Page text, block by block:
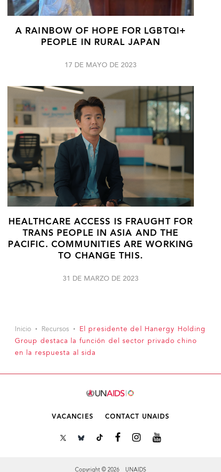
A RAINBOW OF HOPE FOR LGBTQI+
PEOPLE IN RURAL JAPAN
17 DE MAYO DE 2023
HEALTHCARE ACCESS IS FRAUGHT FOR
TRANS PEOPLE IN ASIA AND THE
PACIFIC. COMMUNITIES ARE WORKING
TO CHANGE THIS.
31 DE MARZO DE 2023
Inicio Recursos
El presidente del Hanergy Holding
Group destaca la función del sector privado chino
en la respuesta al sida
VACANCIES CONTACT UNAIDS
Copyright © 2026 UNAIDS